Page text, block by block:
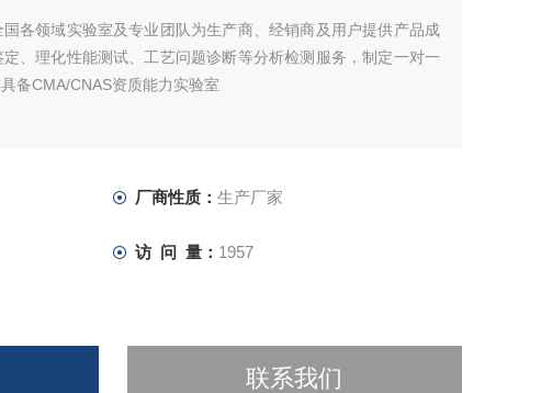
各领域实验室及专业团队为生产商、经销商及用户提供产品成
、理化性能测试、工艺问题诊断等分析检测服务，制定一对一
备CMA/CNAS资质能力实验室
厂商性质： 生产厂家
访 问 量： 1957
联系我们